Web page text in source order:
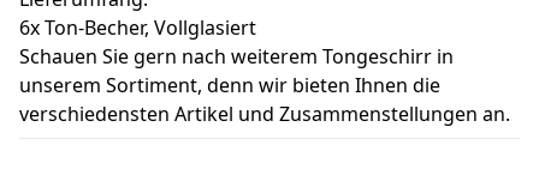
6x Ton-Becher, Vollglasiert
Schauen Sie gern nach weiterem Tongeschirr in
unserem Sortiment, denn wir bieten Ihnen die
verschiedensten Artikel und Zusammenstellungen an.